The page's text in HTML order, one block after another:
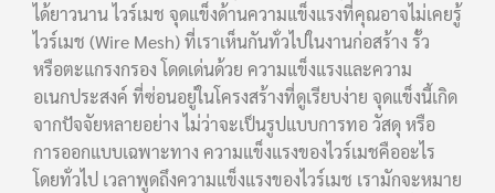
ได้ยาวนาน ไวร์เมช จุดแข็งด้านความแข็งแรงที่คุณอาจไม่เคยรู้
ไวร์เมช (Wire Mesh) ที่เราเห็นกันทั่วไปในงานก่อสร้าง รั้ว
หรือตะแกรงกรอง โดดเด่นด้วย ความแข็งแรงและความ
อเนกประสงค์ ที่ซ่อนอยู่ในโครงสร้างที่ดูเรียบง่าย จุดแข็งนี้เกิด
จากปัจจัยหลายอย่าง ไม่ว่าจะเป็นรูปแบบการทอ วัสดุ หรือ
การออกแบบเฉพาะทาง ความแข็งแรงของไวร์เมชคืออะไร
โดยทั่วไป เวลาพูดถึงความแข็งแรงของไวร์เมช เรามักจะหมาย